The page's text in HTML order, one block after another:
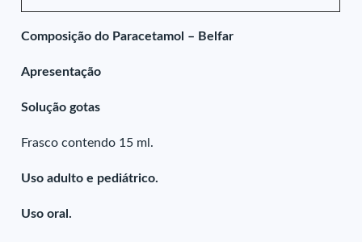
Composição do Paracetamol – Belfar
Apresentação
Solução gotas
Frasco contendo 15 ml.
Uso adulto e pediátrico.
Uso oral.